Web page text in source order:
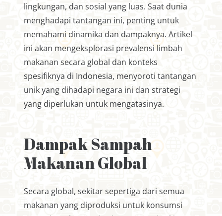
lingkungan, dan sosial yang luas. Saat dunia
menghadapi tantangan ini, penting untuk
memahami dinamika dan dampaknya. Artikel
ini akan mengeksplorasi prevalensi limbah
makanan secara global dan konteks
spesifiknya di Indonesia, menyoroti tantangan
unik yang dihadapi negara ini dan strategi
yang diperlukan untuk mengatasinya.
Dampak Sampah
Makanan Global
Secara global, sekitar sepertiga dari semua
makanan yang diproduksi untuk konsumsi